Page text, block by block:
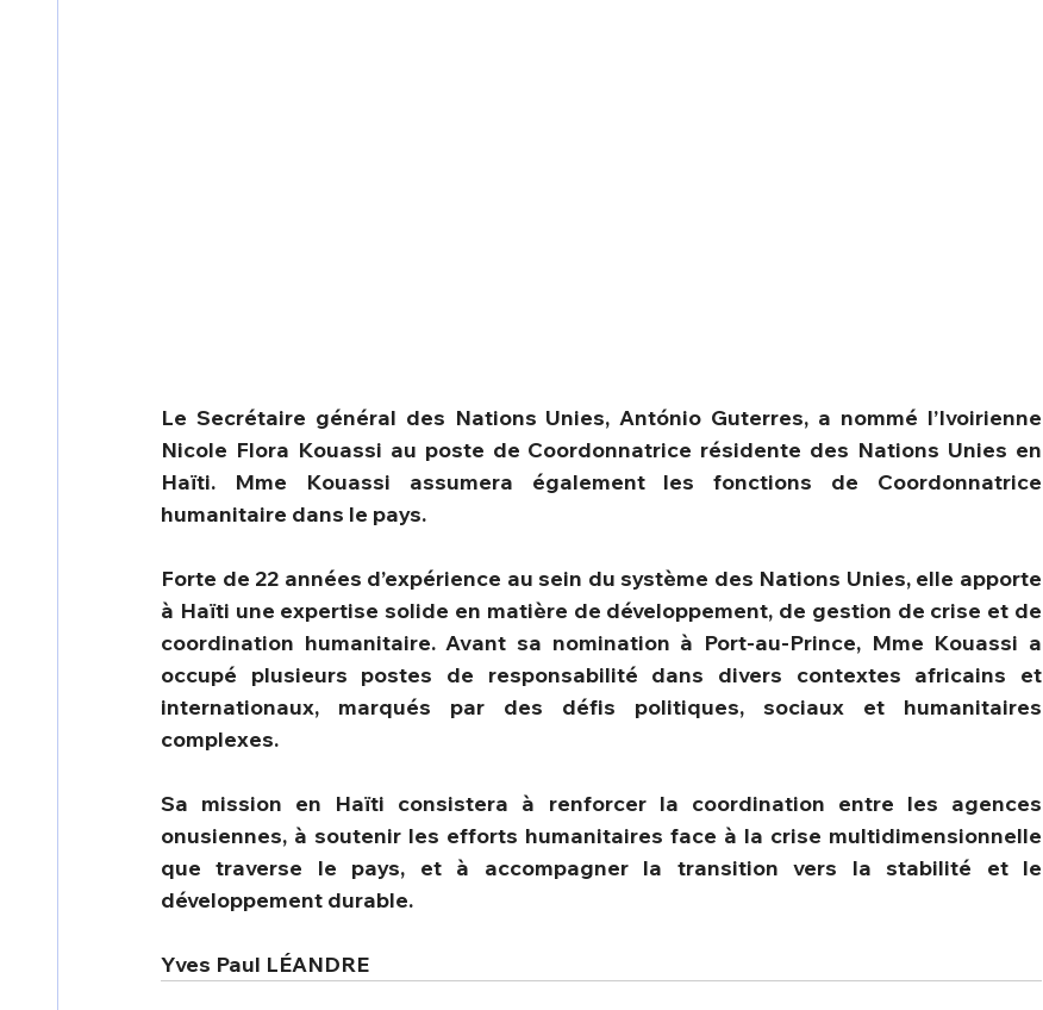
Le Secrétaire général des Nations Unies, António Guterres, a nommé l’Ivoirienne
Nicole Flora Kouassi au poste de Coordonnatrice résidente des Nations Unies en
Haïti. Mme Kouassi assumera également les fonctions de Coordonnatrice
humanitaire dans le pays.
Forte de 22 années d’expérience au sein du système des Nations Unies, elle apporte
à Haïti une expertise solide en matière de développement, de gestion de crise et de
coordination humanitaire. Avant sa nomination à Port-au-Prince, Mme Kouassi a
occupé plusieurs postes de responsabilité dans divers contextes africains et
internationaux, marqués par des défis politiques, sociaux et humanitaires
complexes.
Sa mission en Haïti consistera à renforcer la coordination entre les agences
onusiennes, à soutenir les efforts humanitaires face à la crise multidimensionnelle
que traverse le pays, et à accompagner la transition vers la stabilité et le
développement durable.
Yves Paul LÉANDRE